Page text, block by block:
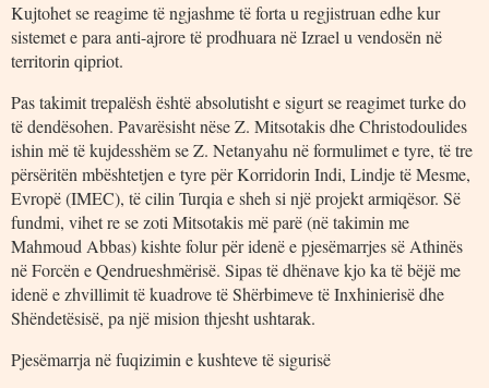
Kujtohet se reagime të ngjashme të forta u regjistruan edhe kur
sistemet e para anti-ajrore të prodhuara në Izrael u vendosën në
territorin qipriot.
Pas takimit trepalësh është absolutisht e sigurt se reagimet turke do
të dendësohen. Pavarësisht nëse Z. Mitsotakis dhe Christodoulides
ishin më të kujdesshëm se Z. Netanyahu në formulimet e tyre, të tre
përsëritën mbështetjen e tyre për Korridorin Indi, Lindje të Mesme,
Evropë (IMEC), të cilin Turqia e sheh si një projekt armiqësor. Së
fundmi, vihet re se zoti Mitsotakis më parë (në takimin me
Mahmoud Abbas) kishte folur për idenë e pjesëmarrjes së Athinës
në Forcën e Qendrueshmërisë. Sipas të dhënave kjo ka të bëjë me
idenë e zhvillimit të kuadrove të Shërbimeve të Inxhinierisë dhe
Shëndetësisë, pa një mision thjesht ushtarak.
Pjesëmarrja në fuqizimin e kushteve të sigurisë